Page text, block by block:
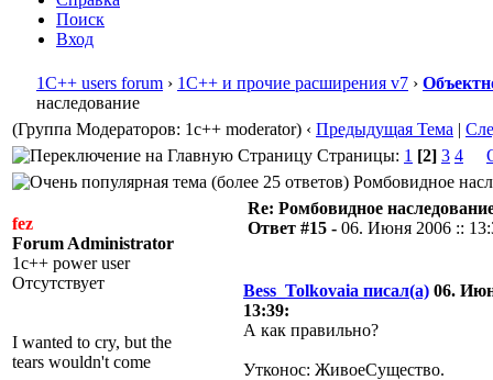
Поиск
Вход
1С++ users forum › 1С++ и прочие расширения v7 ›
наследование
(Группа Модераторов: 1c++ moderator) ‹ Предыдущая Тема |
Страницы: 1 [2] 3 4
Ромбовидное
fez
Forum Administrator
1c++ power user
Отсутствует
I wanted to cry, but the
tears wouldn't come
Re: Ромбовидное
Ответ #15 - 06. Июня 2006 ::
Bess_Tolkovaia писал(а) 06.
13:39:
А как правильно?
Утконос: ЖивоеСущество.